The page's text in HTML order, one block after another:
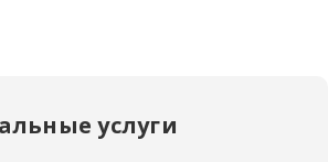
услуги